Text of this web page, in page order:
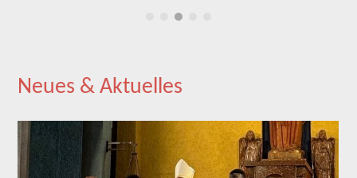
Neues & Aktuelles